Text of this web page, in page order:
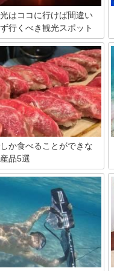
はココに行けば間違い
行くべき観光スポット
西端にある人気のリゾート
。青い海や白い砂浜など、ま
するのは美しいビーチですが
さんの美しい景色がありま
石垣島でおススメのスポット
ます。
か食べることができな
品5選
リゾート地・石垣島。せっか
ら、美味しいものを食べたり
って帰ったりしたいですよ
回は、石垣島しか食べるこ
とっても美味しい石垣島の
ご紹介します。